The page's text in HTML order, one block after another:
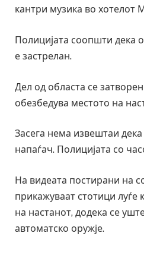
кантри музика во хотелот
Полицијата соопшти дека
е застрелан.
Дел од областа се
обезбедува местото на
Засега нема извештаи
напаѓач. Полицијата со
На видеата постирани на
прикажуваат стотици луѓе
на настанот, додека се
автоматско оружје.